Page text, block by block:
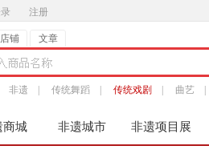
注册
店铺 文章
非遗 传统舞蹈 传统戏剧 曲艺
商城 非遗城市 非遗项目展